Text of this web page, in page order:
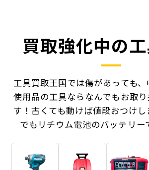
買取強化中の
工具買取王国では傷があっても
使用品の工具ならなんでもお取
す！ 古くても動けば値段おつけ
でもリチウム電池のバッテリー